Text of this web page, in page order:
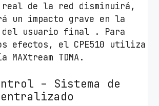
real de la red disminuirá,
un impacto grave en la
del usuario final . Para
efectos, el CPE510 utiliza
TDMA.
– Sistema de